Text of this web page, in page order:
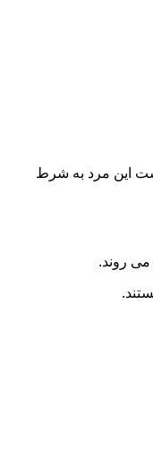
این مرد به شرط
روند.